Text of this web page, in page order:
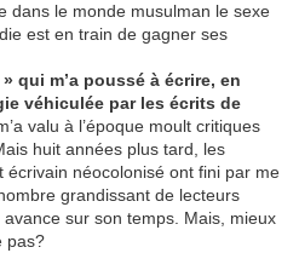
dans le monde musulman le sexe
est en train de gagner ses
qui m’a poussé à écrire, en
véhiculée par les écrits de
valu à l’époque moult critiques
huit années plus tard, les
écrivain néocolonisé ont fini par me
grandissant de lecteurs
avance sur son temps. Mais, mieux
pas?